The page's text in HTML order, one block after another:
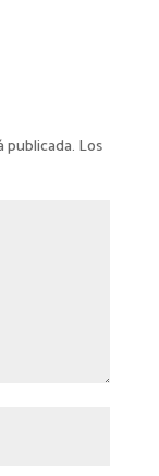
Los